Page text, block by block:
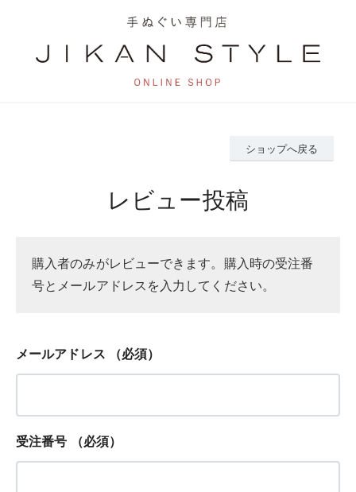
ショップへ戻る
レビュー投稿
購入者のみがレビューできます。購入時の受注番
号とメールアドレスを入力してください。
メールアドレス （必須）
受注番号 （必須）